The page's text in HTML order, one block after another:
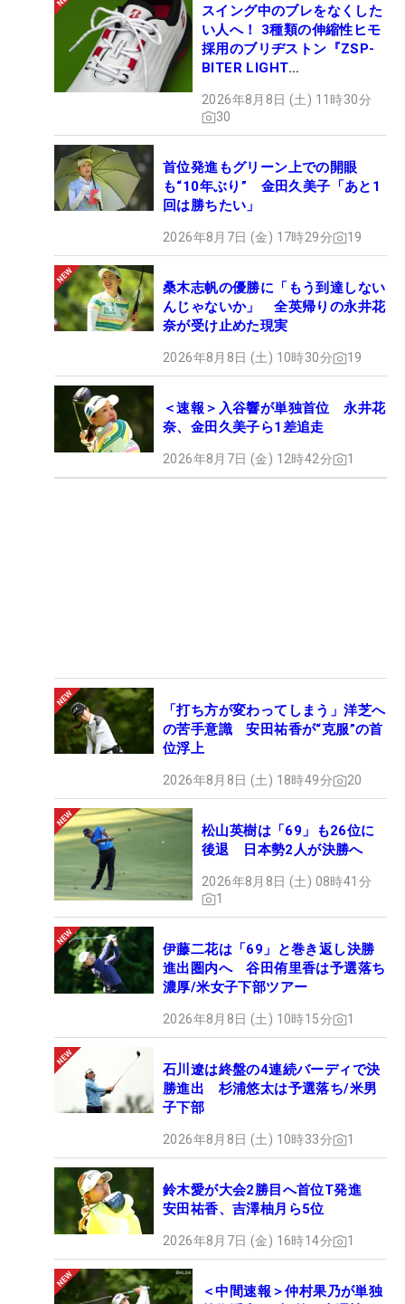
スイング中のブレをなくした
い人へ！ 3種類の伸縮性ヒモ
採用のブリヂストン『ZSP-
BITER LIGHT
ュー
2026年8月8日 (土) 11時30分
30
首位発進もグリーン上での開眼
も“10年ぶり” 金田久美子「あと1
回は勝ちたい」
2026年8月7日 (金) 17時29分 19
桑木志帆の優勝に「もう到達しない
んじゃないか」 全英帰りの永井花
奈が受け止めた現実
2026年8月8日 (土) 10時30分 19
＜速報＞入谷響が単独首位 永井花
奈、金田久美子ら1差追走
2026年8月7日 (金) 12時42分 1
「打ち方が変わってしまう」洋芝へ
の苦手意識 安田祐香が“克服”の首
位浮上
2026年8月8日 (土) 18時49分 20
松山英樹は「69」も26位に
後退 日本勢2人が決勝へ
2026年8月8日 (土) 08時41分
1
伊藤二花は「69」と巻き返し決勝
進出圏内へ 谷田侑里香は予選落ち
濃厚/米女子下部ツアー
2026年8月8日 (土) 10時15分 1
石川遼は終盤の4連続バーディで決
勝進出 杉浦悠太は予選落ち/米男
子下部
2026年8月8日 (土) 10時33分 1
鈴木愛が大会2勝目へ首位T発進
安田祐香、吉澤柚月ら5位
2026年8月7日 (金) 16時14分 1
＜中間速報＞仲村果乃が単独